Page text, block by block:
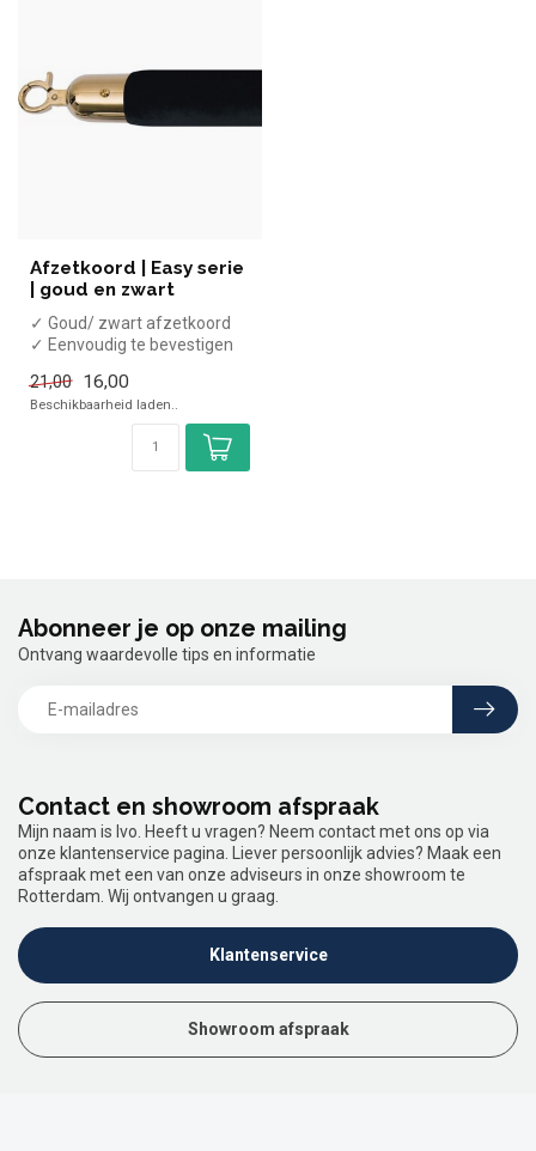
Afzetkoord | Easy serie
| goud en zwart
✓ Goud/ zwart afzetkoord
✓ Eenvoudig te bevestigen
21,00
16,00
Beschikbaarheid laden..
Contact en showroom afspraak
Mijn naam is Ivo. Heeft u vragen? Neem contact met ons op via
onze klantenservice pagina. Liever persoonlijk advies? Maak een
afspraak met een van onze adviseurs in onze showroom te
Rotterdam. Wij ontvangen u graag.
Klantenservice
Showroom afspraak
Abonneer je op onze mailing
Ontvang waardevolle tips en informatie